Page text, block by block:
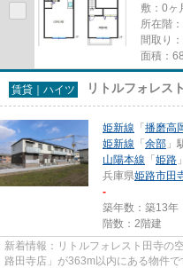
敷：0ヶ
所在階
間取り
面積：
賃貸｜ハイツ リトルフォレス
姫新線 「播磨高
姫新線 「余部 」
山陽本線 「姫路
兵庫県姫路市田
-
築年数：築13年
階数：2階建
新着情報：リトルフォレスト田寺の
路田寺店」が363m以内にある物件